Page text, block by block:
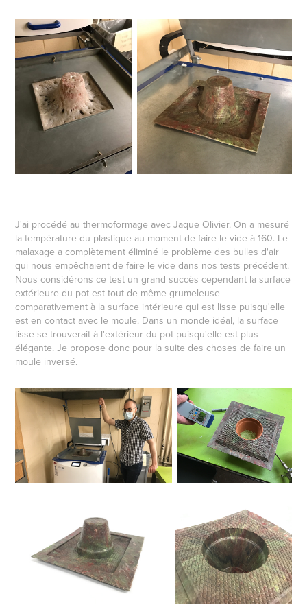
J'ai procédé au thermoformage avec Jaque Olivier. On a mesuré
la température du plastique au moment de faire le vide à 160. Le
malaxage a complètement éliminé le problème des bulles d'air
qui nous empêchaient de faire le vide dans nos tests précédent.
Nous considérons ce test un grand succès cependant la surface
extérieure du pot est tout de même grumeleuse
comparativement à la surface intérieure qui est lisse puisqu'elle
est en contact avec le moule. Dans un monde idéal, la surface
lisse se trouverait à l'extérieur du pot puisqu'elle est plus
élégante. Je propose donc pour la suite des choses de faire un
moule inversé.